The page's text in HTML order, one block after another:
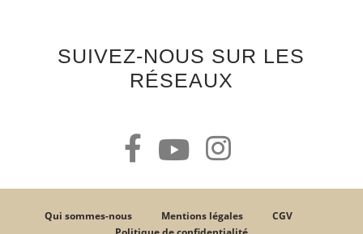
SUIVEZ-NOUS SUR LES
RÉSEAUX
Qui sommes-nous Mentions légales
CGV